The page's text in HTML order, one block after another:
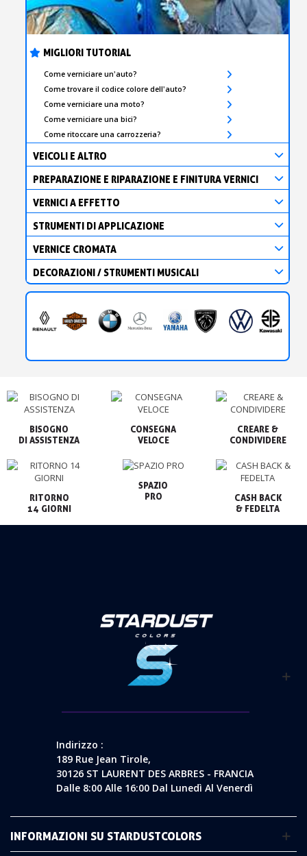
MIGLIORI TUTORIAL
Come verniciare un'auto?
Come trovare il codice colore dell'auto?
Come verniciare una moto?
Come verniciare una bici?
Come ritoccare una carrozzeria?
VEICOLI E ALTRO
PREPARAZIONE E RIPARAZIONE E FINITURA VERNICI
VERNICI A EFFETTO
STRUMENTI DI APPLICAZIONE
VERNICE CROMATA
DECORAZIONI / STRUMENTI MUSICALI
BISOGNO
CONSEGNA
VELOCE
CREARE &
CONDIVIDERE
RITORNO
14 GIORNI
SPAZIO
PRO
CASH BACK
& FEDELTA
Indirizzo :
189 Rue Jean Tirole,
30126 ST LAURENT DES ARBRES - FRANCIA
Dalle 8:00 Alle 16:00 Dal Lunedì Al Venerdì
INFORMAZIONI SU STARDUSTCOLORS